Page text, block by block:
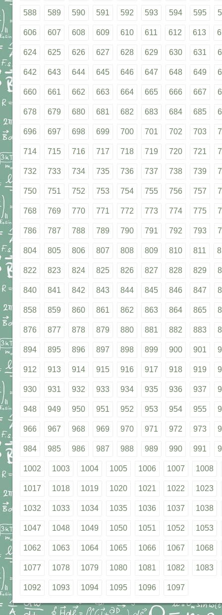
588 589 590 591 592 593 594 595
606 607 608 609 610 611 612 613
624 625 626 627 628 629 630 631
642 643 644 645 646 647 648 649
660 661 662 663 664 665 666 667
678 679 680 681 682 683 684 685
696 697 698 699 700 701 702 703
714 715 716 717 718 719 720 721
732 733 734 735 736 737 738 739
750 751 752 753 754 755 756 757
768 769 770 771 772 773 774 775
786 787 788 789 790 791 792 793
804 805 806 807 808 809 810 811
822 823 824 825 826 827 828 829
840 841 842 843 844 845 846 847
858 859 860 861 862 863 864 865
876 877 878 879 880 881 882 883
894 895 896 897 898 899 900 901
912 913 914 915 916 917 918 919
930 931 932 933 934 935 936 937
948 949 950 951 952 953 954 955
966 967 968 969 970 971 972 973
984 985 986 987 988 989 990 991
1002 1003 1004 1005 1006 1007 1008
1017 1018 1019 1020 1021 1022 1023
1032 1033 1034 1035 1036 1037 1038
1047 1048 1049 1050 1051 1052 1053
1062 1063 1064 1065 1066 1067 1068
1077 1078 1079 1080 1081 1082 1083
1092 1093 1094 1095 1096 1097